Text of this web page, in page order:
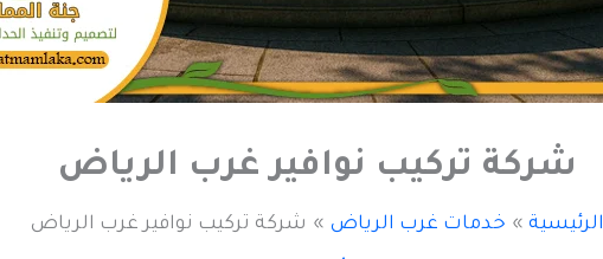
شركة تركيب نوافير غرب الرياض
الرئيسية خدمات غرب الرياض شركة تركيب نوافير غرب الرياض